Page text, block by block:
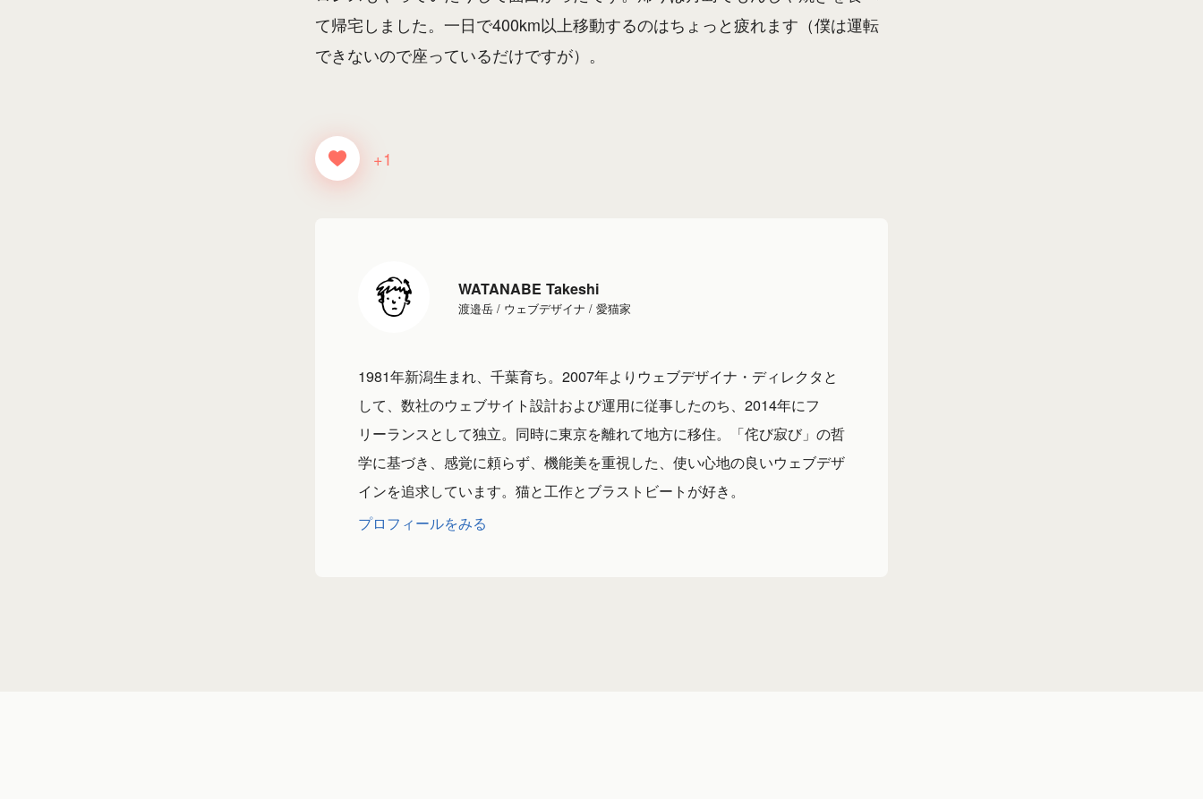
て帰宅しました。一日で400km以上移動するのはちょっと疲れます（僕は運転
できないので座っているだけですが）。
+1
WATANABE Takeshi
渡邉岳 / ウェブデザイナ / 愛猫家
1981年新潟生まれ、千葉育ち。2007年よりウェブデザイナ・ディレクタと
して、数社のウェブサイト設計および運用に従事したのち、2014年にフ
リーランスとして独立。同時に東京を離れて地方に移住。「侘び寂び」の哲
学に基づき、感覚に頼らず、機能美を重視した、使い心地の良いウェブデザ
インを追求しています。猫と工作とブラストビートが好き。
プロフィールをみる